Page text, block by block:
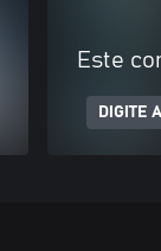
Este
DIGITE